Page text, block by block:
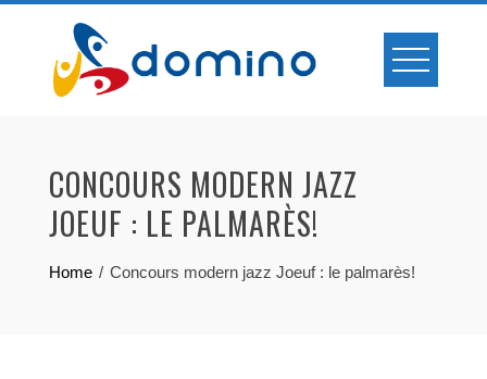
content
CONCOURS MODERN JAZZ
JOEUF : LE PALMARÈS!
Home Concours modern jazz Joeuf : le palmarès!